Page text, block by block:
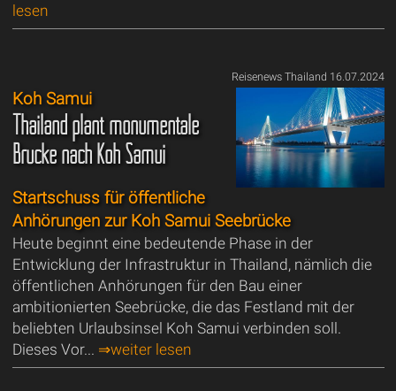
lesen
Reisenews Thailand 16.07.2024
Koh Samui
Thailand plant monumentale
Brücke nach Koh Samui
Startschuss für öffentliche
Anhörungen zur Koh Samui Seebrücke
Heute beginnt eine bedeutende Phase in der
Entwicklung der Infrastruktur in Thailand, nämlich die
öffentlichen Anhörungen für den Bau einer
ambitionierten Seebrücke, die das Festland mit der
beliebten Urlaubsinsel Koh Samui verbinden soll.
Dieses Vor... ⇒weiter lesen